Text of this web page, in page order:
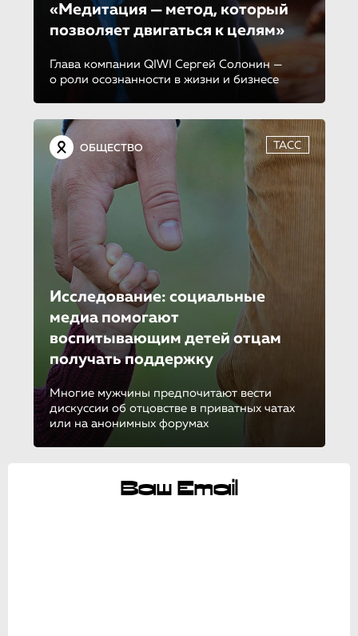
«Медита­ция — метод, который
позволяет двигаться к целям»
Глава компании QIWI Сергей Солонин —
о роли осознанности в жизни и бизнесе
ОБЩЕСТВО ТАСС
Исследование: социальные
медиа помогают
воспитывающим детей отцам
получать поддержку
Многие мужчины предпочитают вести
дискуссии об отцовстве в приватных чатах
или на анонимных форумах
Ваш Email